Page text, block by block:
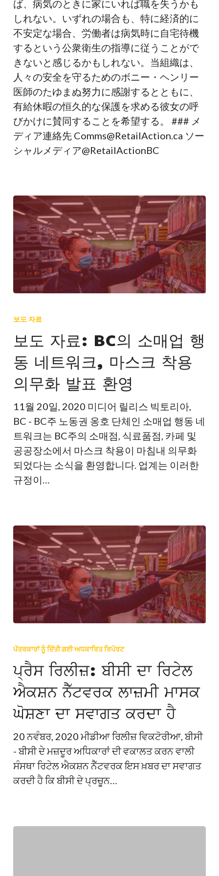
を
歓
迎
ば、病気のときに家にいれば職を失うかも
しれない。いずれの場合も、特に経済的に
不安定な場合、労働者は病気時に自宅待機
するという公衆衛生の指導に従うことがで
きないと感じるかもしれない。当組織は、
人々の安全を守るためのボニー・ヘンリー
医師のたゆまぬ努力に感謝するとともに、
有給休暇の恒久的な保護を求める彼女の呼
びかけに賛同することを希望する。 ### メ
ディア連絡先 Comms@RetailAction.ca ソー
シャルメディア@RetailActionBC
도
료:
BC
의
소
매
업
행
동
네
트
스
크
착
용
무
화
표
환
영
보도 자료
보도 자료: BC의 소매업 행
동 네트워크, 마스크 착용
의무화 발표 환영
11월 20일, 2020 미디어 릴리스 빅토리아,
BC - BC주 노동권 옹호 단체인 소매업 행동 네
트워크는 BC주의 소매점, 식료품점, 카페 및
공공장소에서 마스크 착용이 마침내 의무화
되었다는 소식을 환영합니다. 업계는 이러한
규정이…
ਰਿਲੀਜ਼:
ਬੀਸੀ
ਦਾ
ਰਿਟੇਲ
ਐਕਸ਼ਨ
ਨੈੱਟਵਰਕ
ਲਾਜ਼ਮੀ
ਮਾਸਕ
ਘੋਸ਼ਣਾ
ਦਾ
ਪੱਤਰਕਾਰਾਂ ਨੂੰ ਦਿੱਤੀ ਗਈ ਅਧਕਾਰਿਤ ਰਿਪੋਰਟ
ਪ੍ਰੈਸ ਰਿਲੀਜ਼: ਬੀਸੀ ਦਾ ਰਿਟੇਲ
ਐਕਸ਼ਨ ਨੈੱਟਵਰਕ ਲਾਜ਼ਮੀ ਮਾਸਕ
ਘੋਸ਼ਣਾ ਦਾ ਸਵਾਗਤ ਕਰਦਾ ਹੈ
20 ਨਵੰਬਰ, 2020 ਮੀਡੀਆ ਰਿਲੀਜ਼ ਵਿਕਟੋਰੀਆ, ਬੀਸੀ
- ਬੀਸੀ ਦੇ ਮਜ਼ਦੂਰ ਅਧਿਕਾਰਾਂ ਦੀ ਵਕਾਲਤ ਕਰਨ ਵਾਲੀ
ਸੰਸਥਾ ਰਿਟੇਲ ਐਕਸ਼ਨ ਨੈੱਟਵਰਕ ਇਸ ਖ਼ਬਰ ਦਾ ਸਵਾਗਤ
ਕਰਦੀ ਹੈ ਕਿ ਬੀਸੀ ਦੇ ਪ੍ਰਚੂਨ…